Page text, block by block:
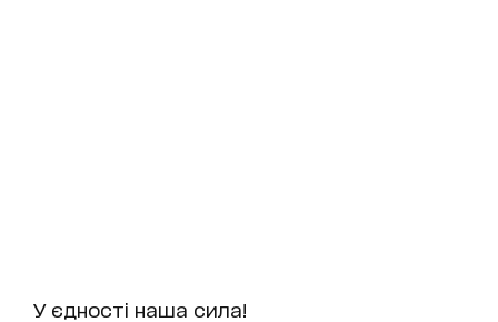
У єдності наша сила!